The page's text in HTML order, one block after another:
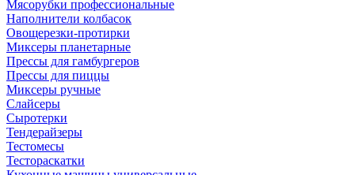
Мясорубки профессиональные
Наполнители колбасок
Овощерезки-протирки
Миксеры планетарные
Прессы для гамбургеров
Прессы для пиццы
Миксеры ручные
Слайсеры
Сыротерки
Тендерайзеры
Тестомесы
Тестораскатки